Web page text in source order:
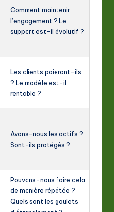
Comment maintenir
l’engagement ? Le
support est-il évolutif ?
Les clients paieront-ils
? Le modèle est-il
rentable ?
Avons-nous les actifs ?
Sont-ils protégés ?
Pouvons-nous faire cela
de manière répétée ?
Quels sont les goulets